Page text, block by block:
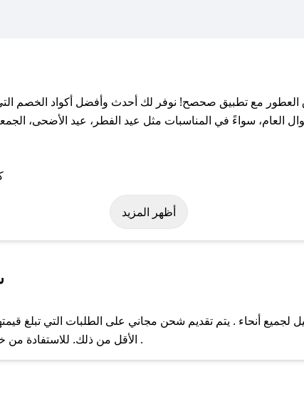
مع تطبيق صحصح! نوفر لك أحدث وأفضل أكواد الخصم
سواءً في المناسبات مثل عيد الفطر، عيد الأضحى، الجمعة
كود خصم عشاق العطور. وفي حال عدم توفر الكوبون، تواصل
مع فريق دعم صحصح عبر الرسائل الخاصة على تويتر أو البريد
أظهر المزيد
أنحاء . يتم تقديم شحن مجاني على الطلبات التي تبلغ
الأقل من ذلك. للاستفادة من خيار التوصيل السريع، يرجى تقديم طلبك قبل الساعة .